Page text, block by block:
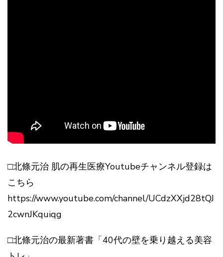
□北條元治 肌の再生医療Youtubeチャンネル登録は
こちら
https://www.youtube.com/channel/UCdzXXjd28tQJ
2cwnJKquiqg
□北條元治の最新著書「40代の壁を乗り越える美容